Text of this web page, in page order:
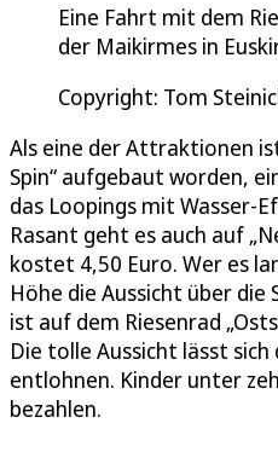
Eine Fahrt mit dem
der Maikirmes in
Copyright: Tom
Als eine der Attraktionen
Spin“ aufgebaut worden,
das Loopings mit Wasser-
Rasant geht es auch auf
kostet 4,50 Euro. Wer es
Höhe die Aussicht über
ist auf dem Riesenrad
Die tolle Aussicht lässt
entlohnen. Kinder unter
bezahlen.